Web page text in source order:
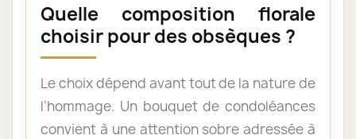
Quelle composition florale
choisir pour des obsèques ?
Le choix dépend avant tout de la nature de
l’hommage. Un bouquet de condoléances
convient à une attention sobre adressée à